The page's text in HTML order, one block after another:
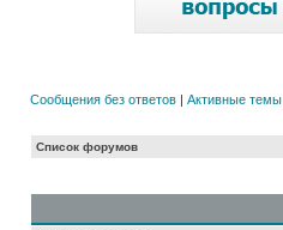
Сообщения без ответов | Активные темы
Список форумов